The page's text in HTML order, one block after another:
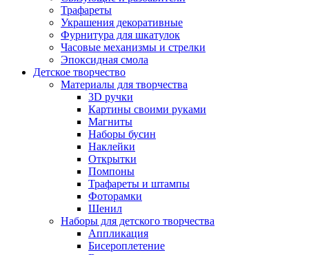
Трафареты
Украшения декоративные
Фурнитура для шкатулок
Часовые механизмы и стрелки
Эпоксидная смола
Детское творчество
Материалы для творчества
3D ручки
Картины своими руками
Магниты
Наборы бусин
Наклейки
Открытки
Помпоны
Трафареты и штампы
Фоторамки
Шенил
Наборы для детского творчества
Аппликация
Бисероплетение